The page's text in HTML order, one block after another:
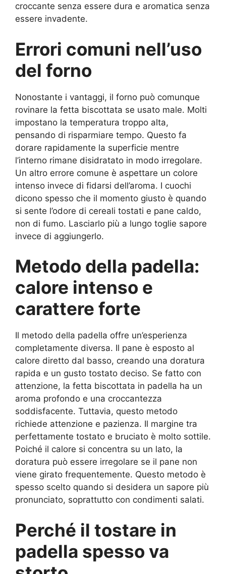
croccante senza essere dura e aromatica senza
essere invadente.
Errori comuni nell’uso
del forno
Nonostante i vantaggi, il forno può comunque
rovinare la fetta biscottata se usato male. Molti
impostano la temperatura troppo alta,
pensando di risparmiare tempo. Questo fa
dorare rapidamente la superficie mentre
l’interno rimane disidratato in modo irregolare.
Un altro errore comune è aspettare un colore
intenso invece di fidarsi dell’aroma. I cuochi
dicono spesso che il momento giusto è quando
si sente l’odore di cereali tostati e pane caldo,
non di fumo. Lasciarlo più a lungo toglie sapore
invece di aggiungerlo.
Metodo della padella:
calore intenso e
carattere forte
Il metodo della padella offre un’esperienza
completamente diversa. Il pane è esposto al
calore diretto dal basso, creando una doratura
rapida e un gusto tostato deciso. Se fatto con
attenzione, la fetta biscottata in padella ha un
aroma profondo e una croccantezza
soddisfacente. Tuttavia, questo metodo
richiede attenzione e pazienza. Il margine tra
perfettamente tostato e bruciato è molto sottile.
Poiché il calore si concentra su un lato, la
doratura può essere irregolare se il pane non
viene girato frequentemente. Questo metodo è
spesso scelto quando si desidera un sapore più
pronunciato, soprattutto con condimenti salati.
Perché il tostare in
padella spesso va